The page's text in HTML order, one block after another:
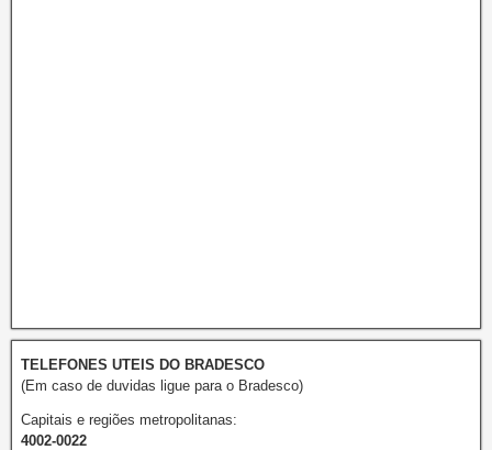
TELEFONES UTEIS DO BRADESCO
(Em caso de duvidas ligue para o Bradesco)
Capitais e regiões metropolitanas:
4002-0022